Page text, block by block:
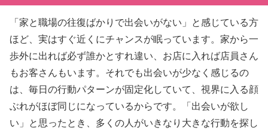
「家と職場の往復ばかりで出会いがない」と感じている方
ほど、実はすぐ近くにチャンスが眠っています。家から一
歩外に出れば必ず誰かとすれ違い、お店に入れば店員さん
もお客さんもいます。それでも出会いが少なく感じるの
は、毎日の行動パターンが固定化していて、視界に入る顔
ぶれがほぼ同じになっているからです。「出会いが欲し
い」と思ったとき、多くの人がいきなり大きな行動を探し